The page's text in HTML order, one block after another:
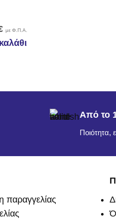
με Φ.Π.Α.
Από το
Ποιότητα,
παραγγελίας